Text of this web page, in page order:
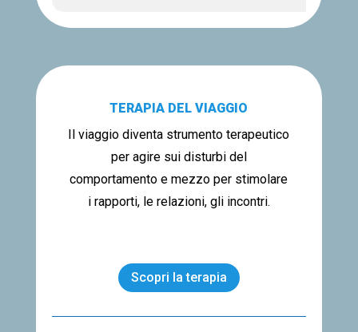
TERAPIA DEL VIAGGIO
Il viaggio diventa strumento terapeutico
per agire sui disturbi del
comportamento e mezzo per stimolare
i rapporti, le relazioni, gli incontri.
Scopri la terapia